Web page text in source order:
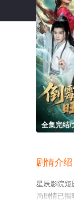
全集完结/
剧情介绍
星辰影院短
局剧情已